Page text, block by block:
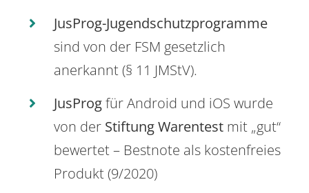
JusProg-Jugendschutzprogramme
sind von der FSM gesetzlich
anerkannt (§ 11 JMStV).
JusProgfür Android und iOS wurde
von der Stiftung Warentest mit „gut“
bewertet – Bestnote als kostenfreies
Produkt (9/2020)